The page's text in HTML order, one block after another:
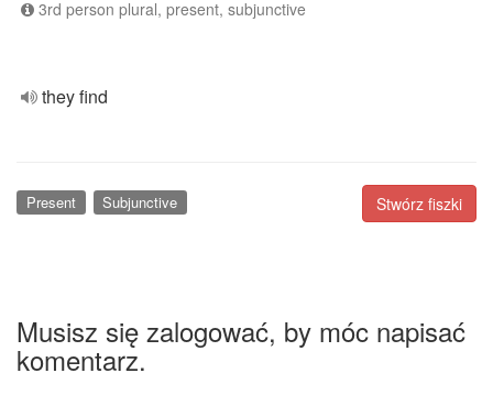
3rd person plural, present, subjunctive
they find
Stwórz fiszki
Present Subjunctive
Musisz się zalogować, by móc napisać
komentarz.